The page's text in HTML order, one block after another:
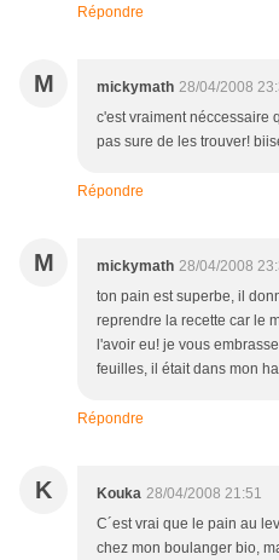
Répondre
M mickymath 28/04/2008
c'est vraiment néccessaire
pas sure de les trouver!
Répondre
M mickymath 28/04/2008
ton pain est superbe, il
reprendre la recette car le
l'avoir eu! je vous
feuilles, il était dans mon
Répondre
K Kouka 28/04/2008 21:51
C´est vrai que le pain au
chez mon boulanger bio,